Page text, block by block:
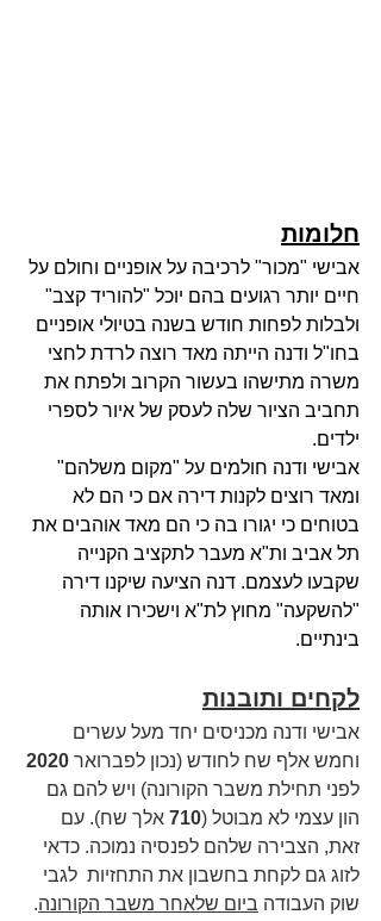
חלומות
אבישי "מכור" לרכיבה על אופניים וחולם על
חיים יותר רגועים בהם יוכל "להוריד קצב"
ולבלות לפחות חודש בשנה בטיולי אופניים
בחו"ל ודנה הייתה מאד רוצה לרדת לחצי
משרה מתישהו בעשור הקרוב ולפתח את
תחביב הציור שלה לעסק של איור לספרי
ילדים.
אבישי ודנה חולמים על "מקום משלהם"
ומאד רוצים לקנות דירה אם כי הם לא
בטוחים כי יגורו בה כי הם מאד אוהבים את
תל אביב ות"א מעבר לתקציב הקנייה
שקבעו לעצמם. דנה הציעה שיקנו דירה
"להשקעה" מחוץ לת"א וישכירו אותה
בינתיים.
לקחים ותובנות
אבישי ודנה מכניסים יחד מעל עשרים
וחמש אלף שח לחודש (נכון לפברואר 2020
לפני תחילת משבר הקורונה) ויש להם גם
הון עצמי לא מבוטל (710 אלך שח). עם
זאת, הצבירה שלהם לפנסיה נמוכה. כדאי
לזוג גם לקחת בחשבון את התחזיות  לגבי
שוק העבודה ביום שלאחר משבר הקורונה.